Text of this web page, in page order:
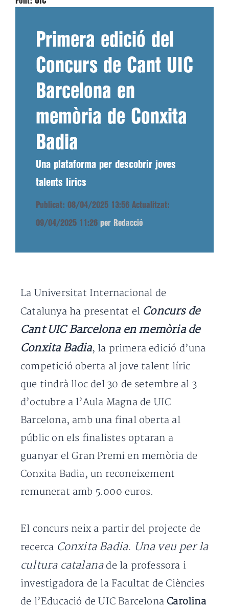
Primera edició del
Concurs de Cant UIC
Barcelona en
memòria de Conxita
Badia
Una plataforma per descobrir joves
talents lírics
Publicat: 08/04/2025 13:56 Actualitzat:
09/04/2025 11:26 per Redacció
La Universitat Internacional de
Catalunya ha presentat el Concurs de
Cant UIC Barcelona en memòria de
Conxita Badia, la primera edició d’una
competició oberta al jove talent líric
que tindrà lloc del 30 de setembre al 3
d’octubre a l’Aula Magna de UIC
Barcelona, amb una final oberta al
públic on els finalistes optaran a
guanyar el Gran Premi en memòria de
Conxita Badia, un reconeixement
remunerat amb 5.000 euros.
El concurs neix a partir del projecte de
recerca Conxita Badia. Una veu per la
cultura catalanade la professora i
investigadora de la Facultat de Ciències
de l’Educació de UIC BarcelonaCarolina